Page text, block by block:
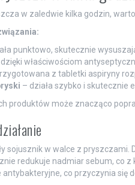
w zaledwie kilka godzin,
punktowo, skutecznie
właściwościom
z tabletki aspiryny
– działa szybko i skutecznie
produktów może znacząco
sojusznik w walce z pryszczami.
redukuje nadmiar sebum, co
co przyczynia się